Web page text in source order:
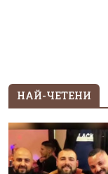
НАЙ-ЧЕТЕНИ